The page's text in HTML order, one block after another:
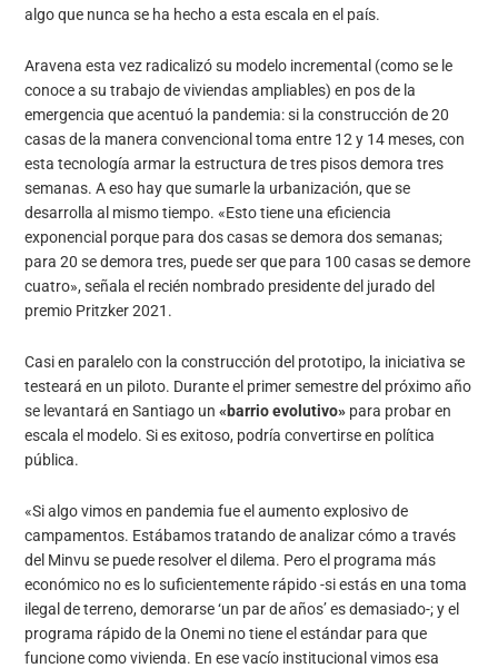
algo que nunca se ha hecho a esta escala en el país.
Aravena esta vez radicalizó su modelo incremental (como se le
conoce a su trabajo de viviendas ampliables) en pos de la
emergencia que acentuó la pandemia: si la construcción de 20
casas de la manera convencional toma entre 12 y 14 meses, con
esta tecnología armar la estructura de tres pisos demora tres
semanas. A eso hay que sumarle la urbanización, que se
desarrolla al mismo tiempo. «Esto tiene una eficiencia
exponencial porque para dos casas se demora dos semanas;
para 20 se demora tres, puede ser que para 100 casas se demore
cuatro», señala el recién nombrado presidente del jurado del
premio Pritzker 2021.
Casi en paralelo con la construcción del prototipo, la iniciativa se
testeará en un piloto. Durante el primer semestre del próximo año
se levantará en Santiago un«barrio evolutivo» para probar en
escala el modelo. Si es exitoso, podría convertirse en política
pública.
«Si algo vimos en pandemia fue el aumento explosivo de
campamentos. Estábamos tratando de analizar cómo a través
del Minvu se puede resolver el dilema. Pero el programa más
económico no es lo suficientemente rápido -si estás en una toma
ilegal de terreno, demorarse ‘un par de años’ es demasiado-; y el
programa rápido de la Onemi no tiene el estándar para que
funcione como vivienda. En ese vacío institucional vimos esa